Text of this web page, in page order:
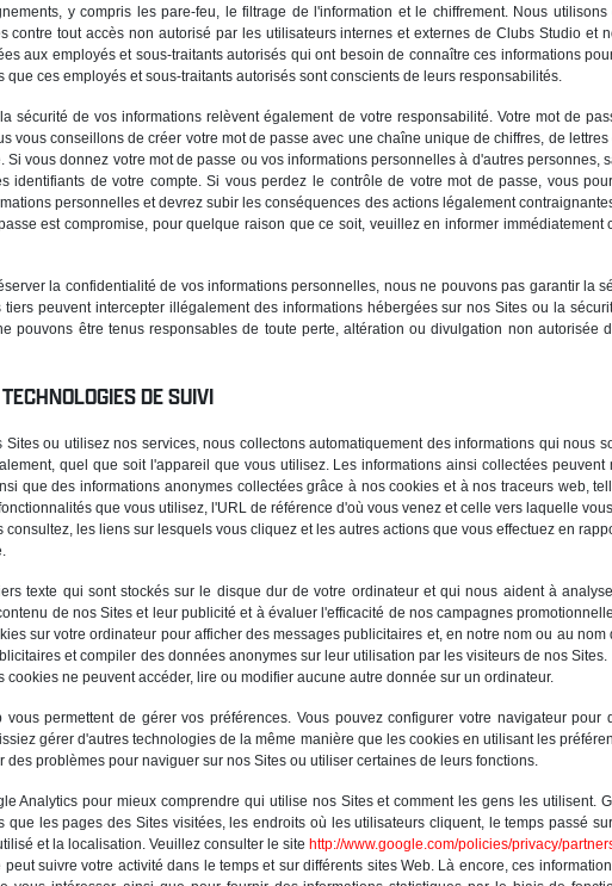
y compris les pare-feu, le filtrage de l'information et le chiffrement. Nous
contre tout accès non autorisé par les utilisateurs internes et externes de Clubs Studio et
aux employés et sous-traitants autorisés qui ont besoin de connaître ces informations
que ces employés et sous-traitants autorisés sont conscients de leurs responsabilités.
sécurité de vos informations relèvent également de votre responsabilité. Votre mot de
vous conseillons de créer votre mot de passe avec une chaîne unique de chiffres, de
vous donnez votre mot de passe ou vos informations personnelles à d'autres personnes,
identifiants de votre compte. Si vous perdez le contrôle de votre mot de passe, vous
personnelles et devrez subir les conséquences des actions légalement
est compromise, pour quelque raison que ce soit, veuillez en informer immédiatement
la confidentialité de vos informations personnelles, nous ne pouvons pas garantir la
peuvent intercepter illégalement des informations hébergées sur nos Sites ou la
pouvons être tenus responsables de toute perte, altération ou divulgation non autorisée
DE SUIVI
ou utilisez nos services, nous collectons automatiquement des informations qui nous
quel que soit l'appareil que vous utilisez. Les informations ainsi collectées peuvent
que des informations anonymes collectées grâce à nos cookies et à nos traceurs web,
que vous utilisez, l'URL de référence d'où vous venez et celle vers laquelle
les liens sur lesquels vous cliquez et les autres actions que vous effectuez en
texte qui sont stockés sur le disque dur de votre ordinateur et qui nous aident à
de nos Sites et leur publicité et à évaluer l'efficacité de nos campagnes
sur votre ordinateur pour afficher des messages publicitaires et, en notre nom ou au
et compiler des données anonymes sur leur utilisation par les visiteurs de nos
cookies ne peuvent accéder, lire ou modifier aucune autre donnée sur un ordinateur.
vous permettent de gérer vos préférences. Vous pouvez configurer votre navigateur
gérer d'autres technologies de la même manière que les cookies en utilisant les
des problèmes pour naviguer sur nos Sites ou utiliser certaines de leurs fonctions.
Analytics pour mieux comprendre qui utilise nos Sites et comment les gens les utilisent.
que les pages des Sites visitées, les endroits où les utilisateurs cliquent, le temps passé
et la localisation. Veuillez consulter le site http://www.google.com/policies/privacy/
suivre votre activité dans le temps et sur différents sites Web. Là encore, ces